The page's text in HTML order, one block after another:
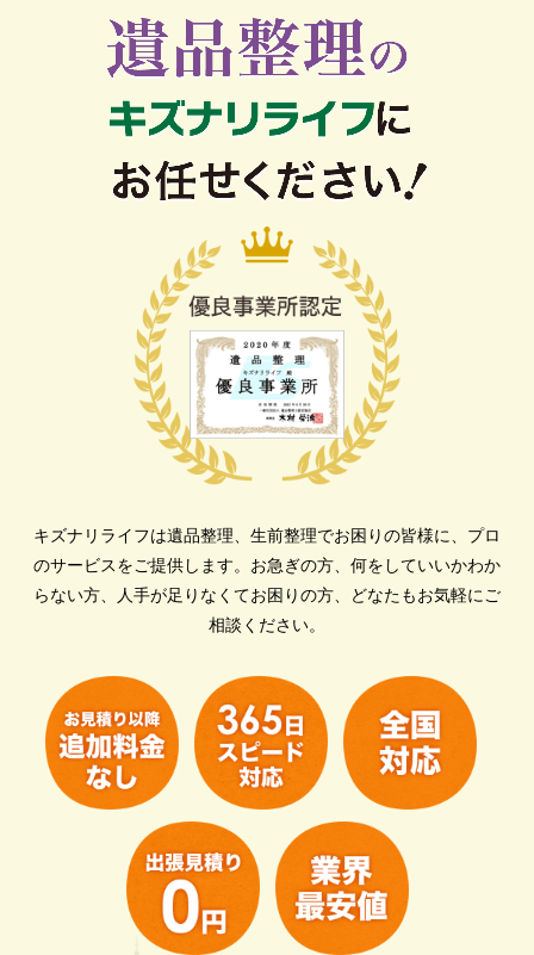
キズナリライフは遺品整理、生前整理でお困りの皆様に、プロ
のサービスをご提供します。 お急ぎの方、何をしていいかわか
らない方、人手が足りなくてお困りの方、どなたもお気軽にご
相談ください。